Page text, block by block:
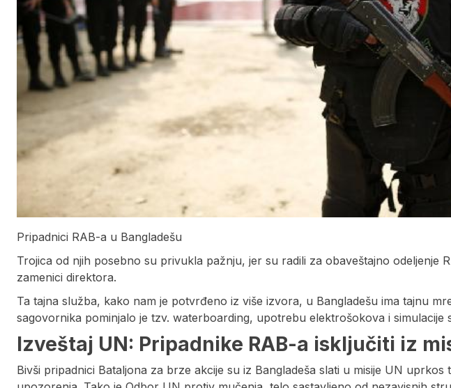
Pripadnici RAB-a u Bangladešu
Trojica od njih posebno su privukla pažnju, jer su radili za obaveštajno odeljenje
zamenici direktora.
Ta tajna služba, kako nam je potvrđeno iz više izvora, u Bangladešu ima tajnu
sagovornika pominjalo je tzv. waterboarding, upotrebu elektrošokova i simulacije
Izveštaj UN: Pripadnike RAB-a isključiti iz
Bivši pripadnici Bataljona za brze akcije su iz Bangladeša slati u misije UN uprkos